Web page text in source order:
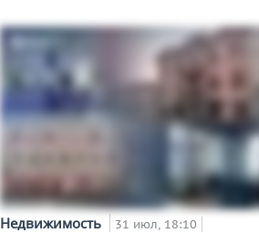
Недвижимость 31 июл, 18:10